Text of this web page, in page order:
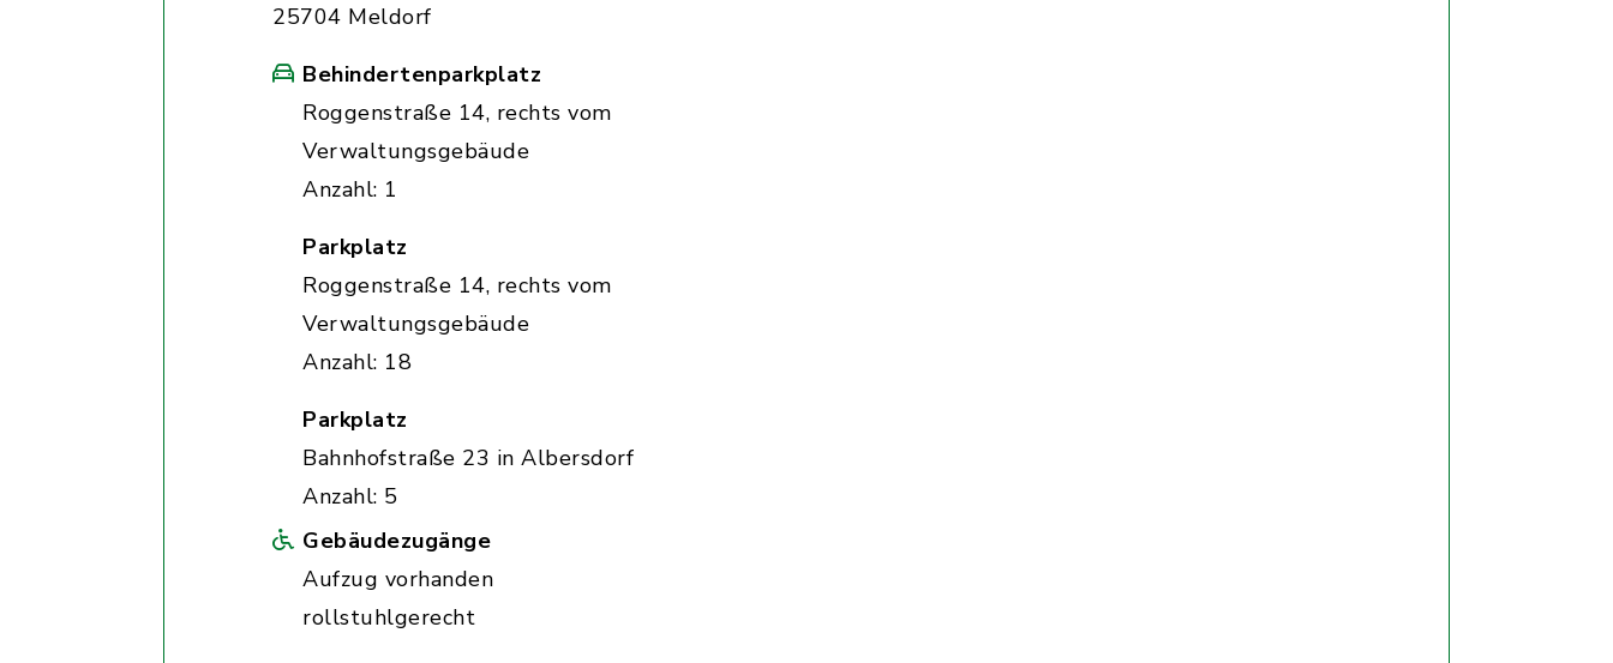
25704 Meldorf
Behindertenparkplatz
Roggenstraße 14, rechts vom
Verwaltungsgebäude
Anzahl: 1
Parkplatz
Roggenstraße 14, rechts vom
Verwaltungsgebäude
Anzahl: 18
Parkplatz
Bahnhofstraße 23 in Albersdorf
Anzahl: 5
Gebäudezugänge
Aufzug vorhanden
rollstuhlgerecht